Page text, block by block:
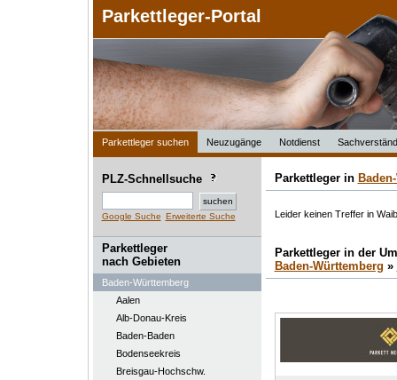
Parkettleger-Portal
Parkettleger suchen Neuzugänge Notdienst
PLZ-Schnellsuche
Google Suche Erweiterte Suche
Parkettleger
nach Gebieten
Baden-Württemberg
Aalen
Alb-Donau-Kreis
Baden-Baden
Bodenseekreis
Breisgau-Hochschw.
Parkettleger in
Leider keinen Treffer in
Parkettleger in der
Baden-Württemberg »